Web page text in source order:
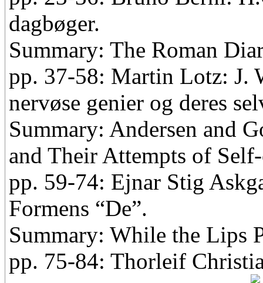
dagbøger.
Summary: The Roman
pp. 37-58: Martin Lotz: J.
nervøse genier og deres
Summary: Andersen and
and Their Attempts of
pp. 59-74: Ejnar Stig
Formens “De”.
Summary: While the Lips
pp. 75-84: Thorleif